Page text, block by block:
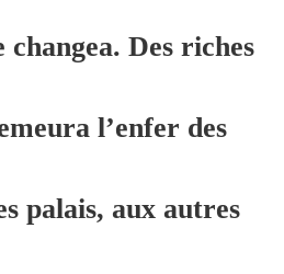
Des riches
l’enfer des
palais, aux autres